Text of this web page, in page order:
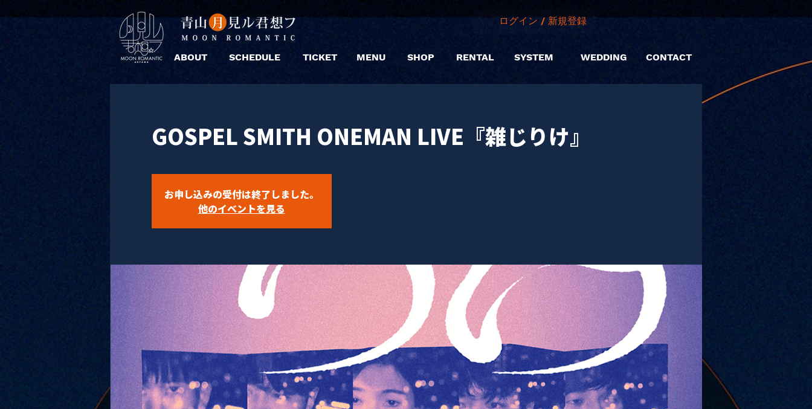
ABOUT SCHEDULE TICKET MENU SHOP
ログイン / 新規登録
RENTAL SYSTEM WEDDING CONTACT
GOSPEL SMITH ONEMAN LIVE『雑じりけ』
お申し込みの受付は終了しました。
他のイベントを見る